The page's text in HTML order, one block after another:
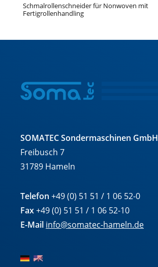
Schmalrollenschneider für Nonwoven mit
Fertigrollenhandling
SOMATEC Sondermaschinen GmbH
Freibusch 7
31789 Hameln
Telefon +49 (0) 51 51 / 1 06 52-0
Fax+49 (0) 51 51 / 1 06 52-10
E-Mail info@somatec-hameln.de